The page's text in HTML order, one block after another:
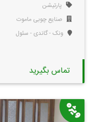
پارتیشن
صنایع چوبی ماموت
ونک - گاندی - سئول
تماس بگیرید